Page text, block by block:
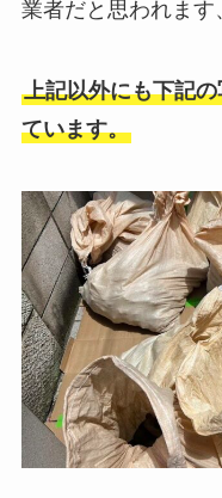
業者だと思われます
上記以外にも下記
ています。